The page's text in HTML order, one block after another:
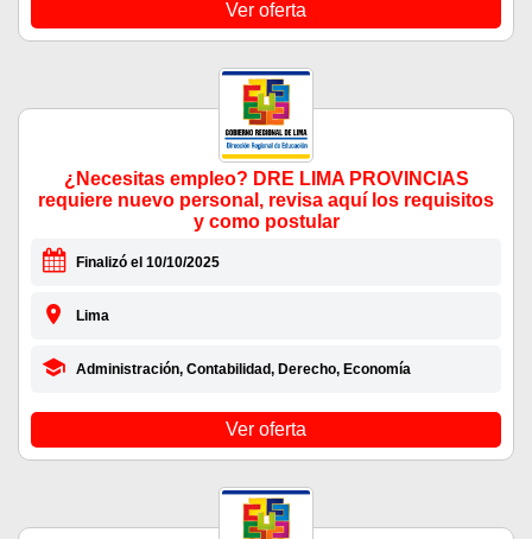
Ver oferta
¿Necesitas empleo? DRE LIMA PROVINCIAS
requiere nuevo personal, revisa aquí los requisitos
y como postular
Finalizó el 10/10/2025
Lima
Administración, Contabilidad, Derecho, Economía
Ver oferta